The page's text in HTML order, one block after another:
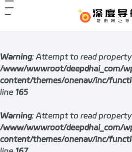
Warning: Attempt to read
/www/wwwroot/deepdhai_com/
content/themes/onenav/inc/
line 165
Warning: Attempt to read
/www/wwwroot/deepdhai_com/
content/themes/onenav/inc/